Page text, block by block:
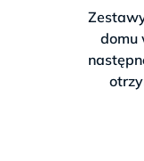
Tak,
Tylko
domu